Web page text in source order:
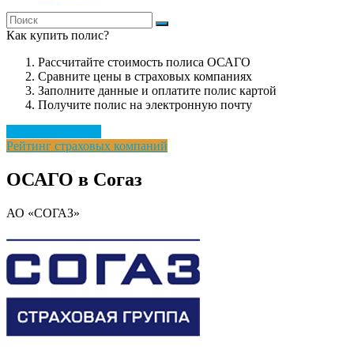
Как купить полис?
Рассчитайте стоимость полиса ОСАГО
Сравните цены в страховых компаниях
Заполните данные и оплатите полис картой
Получите полис на электронную почту
Рейтинг страховых компаний
ОСАГО в Согаз
АО «СОГАЗ»